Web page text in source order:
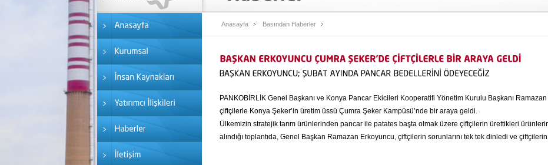
Anasayfa Basından Haberler
PANKOBİRLİK Genel Başkanı ve Konya Pancar Ekicileri Kooperatifi Yönetim Kurulu Başkanı
çiftçilerle Konya Şeker’in üretim üssü Çumra Şeker Kampüsü’nde bir araya geldi.
Ülkemizin stratejik tarım ürünlerinden pancar ile patates başta olmak üzere çiftçilerin ürettikleri
alındığı toplantıda, Genel Başkan Ramazan Erkoyuncu, çiftçilerin sorunlarını tek tek dinledi ve